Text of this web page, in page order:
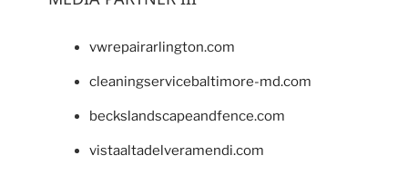
vwrepairarlington.com
cleaningservicebaltimore-md.com
beckslandscapeandfence.com
vistaaltadelveramendi.com